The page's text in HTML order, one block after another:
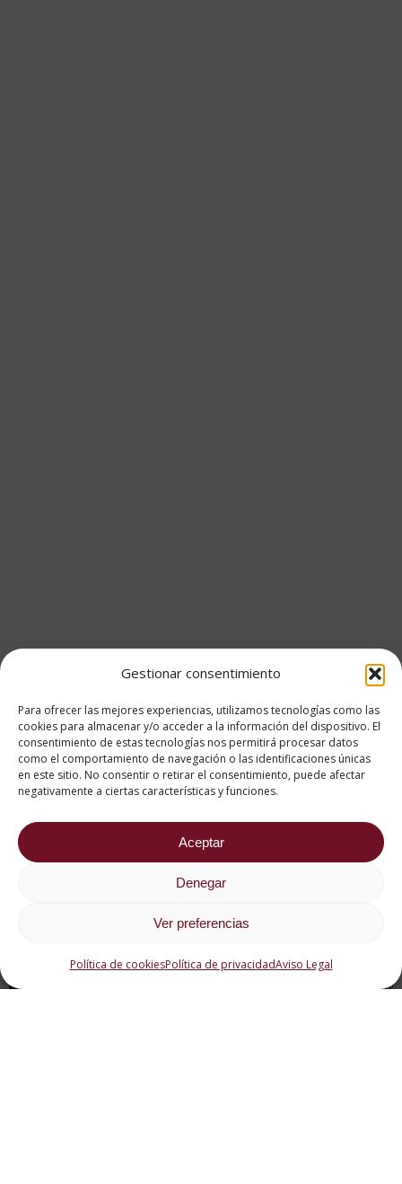
Gestionar consentimiento
Para ofrecer las mejores experiencias, utilizamos tecnologías como las
cookies para almacenar y/o acceder a la información del dispositivo. El
consentimiento de estas tecnologías nos permitirá procesar datos
como el comportamiento de navegación o las identificaciones únicas
en este sitio. No consentir o retirar el consentimiento, puede afectar
negativamente a ciertas características y funciones.
Aceptar
Denegar
Ver preferencias
Política de cookiesPolítica de privacidadAviso Legal